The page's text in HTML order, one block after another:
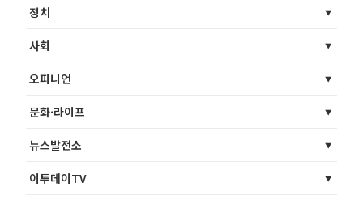
정치
사회
오피니언
문화·라이프
뉴스발전소
이투데이TV